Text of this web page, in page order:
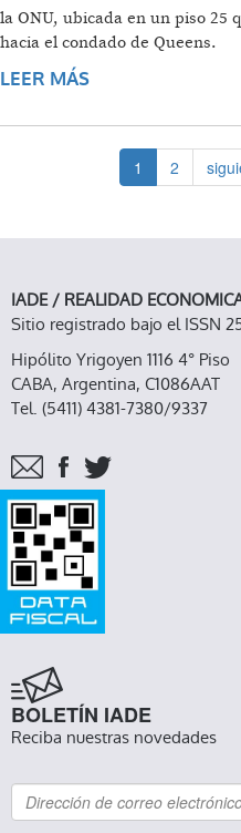
la ONU, ubicada en un piso 25
hacia el condado de Queens.
LEER MÁS
1 2
IADE / REALIDAD
Sitio registrado bajo el ISSN
Hipólito Yrigoyen 1116 4° Piso
CABA, Argentina, C1086AAT
Tel. (5411) 4381-7380/9337
BOLETÍN IADE
Reciba nuestras novedades